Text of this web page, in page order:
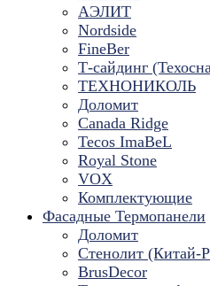
АЭЛИТ
Nordside
FineBer
Т-сайдинг
ТЕХНОНИКОЛЬ
Доломит
Canada Ridge
Tecos ImaBeL
Royal Stone
VOX
Комплектующие
Фасадные Термопанели
Доломит
Стенолит (Китай-
BrusDecor